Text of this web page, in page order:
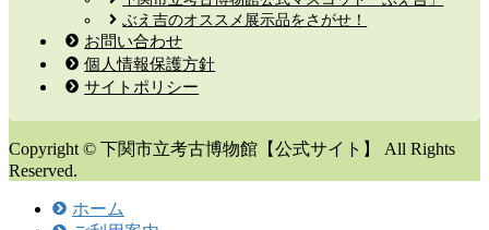
ぶえ吉のオススメ展示品をさがせ！
お問い合わせ
個人情報保護方針
サイトポリシー
Copyright © 下関市立考古博物館【公式サイト】 All Rights
Reserved.
ホーム